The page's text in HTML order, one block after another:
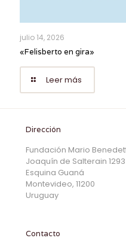
julio 14, 2026
«Felisberto en gira»
Leer más
Dirección
Fundación Mario
Joaquín de Salterain 1293
Esquina Guaná
Montevideo, 11200
Uruguay
Contacto